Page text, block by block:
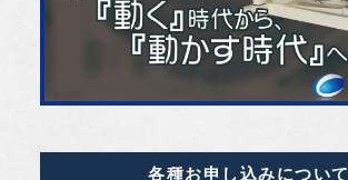
各種お申し込みについて